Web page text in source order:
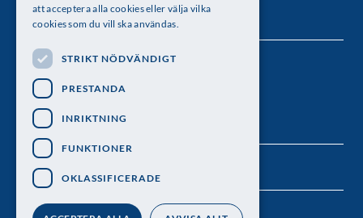
Telefon: 08-673 95 00
Följ oss
att acceptera alla cookies eller välja vilka
cookies som du vill ska användas.
STRIKT NÖDVÄNDIGT
PRESTANDA
INRIKTNING
FUNKTIONER
OKLASSIFICERADE